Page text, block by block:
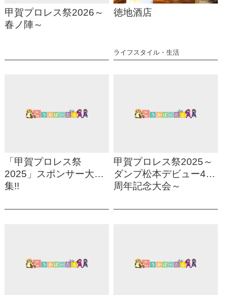
甲賀プロレス祭2026～
春ノ陣～
徳地酒店
ライフスタイル・生活
「甲賀プロレス祭
2025」スポンサー大募
集!!
甲賀プロレス祭2025～
ダンプ松本デビュー40
周年記念大会～